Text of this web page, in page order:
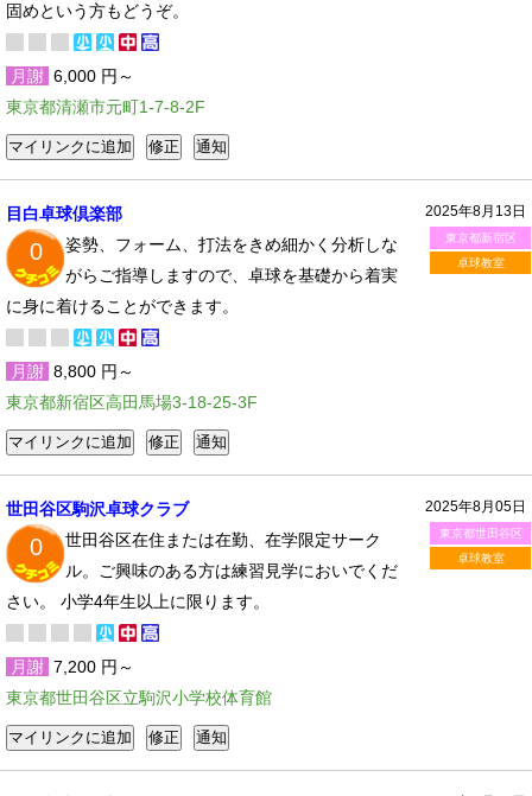
固めという方もどうぞ。
月謝 6,000 円～
東京都清瀬市元町1-7-8-2F
2025年8月13日
東京都新宿区
卓球教室
目白卓球倶楽部
0
姿勢、フォーム、打法をきめ細かく分析しな
がらご指導しますので、卓球を基礎から着実
に身に着けることができます。
月謝 8,800 円～
東京都新宿区高田馬場3-18-25-3F
2025年8月05日
東京都世田谷区
卓球教室
世田谷区駒沢卓球クラブ
0
世田谷区在住または在勤、在学限定サーク
ル。ご興味のある方は練習見学においでくだ
さい。 小学4年生以上に限ります。
月謝 7,200 円～
東京都世田谷区立駒沢小学校体育館